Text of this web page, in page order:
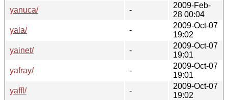
yanuca/
-
2009-Feb-
28 00:04
yala/
-
2009-Oct-07
19:02
yainet/
-
2009-Oct-07
19:01
yafray/
-
2009-Oct-07
19:01
yaffl/
-
2009-Oct-07
19:02